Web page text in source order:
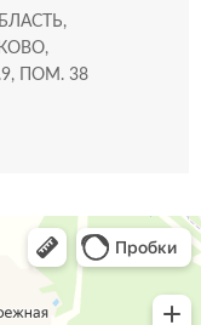
ПОМ. 38